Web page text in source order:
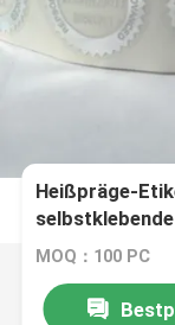
Heißpräge-
MOQ：100 PC